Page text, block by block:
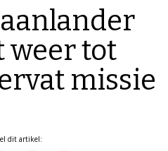
weer tot
missie
dit artikel: